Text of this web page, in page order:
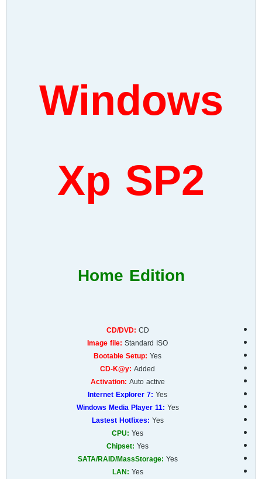
Windows
Xp SP2
Home Edition
CD/DVD: CD
Image file: Standard ISO
Bootable Setup: Yes
CD-K@y: Added
Activation: Auto active
Internet Explorer 7: Yes
Windows Media Player 11: Yes
Lastest Hotfixes: Yes
CPU: Yes
Chipset: Yes
SATA/RAID/MassStorage: Yes
LAN: Yes